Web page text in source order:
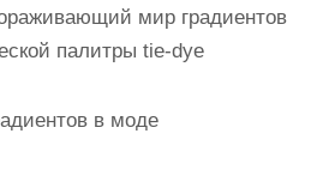
мир градиентов
палитры tie-dye
в моде